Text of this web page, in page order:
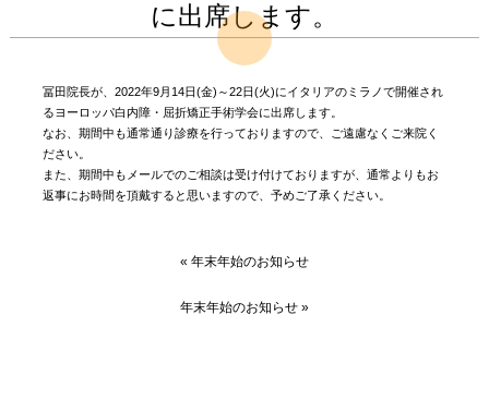
に出席します。
冨田院長が、2022年9月14日(金)～22日(火)にイタリアのミラノで開催され
るヨーロッパ白内障・屈折矯正手術学会に出席します。
なお、期間中も通常通り診療を行っておりますので、ご遠慮なくご来院く
ださい。
また、期間中もメールでのご相談は受け付けておりますが、通常よりもお
返事にお時間を頂戴すると思いますので、予めご了承ください。
« 年末年始のお知らせ
年末年始のお知らせ»